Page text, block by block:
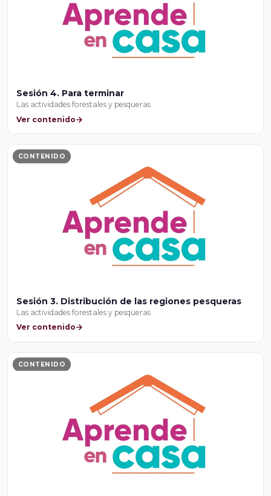
Sesión 4. Para terminar
Las actividades forestales y pesqueras
Ver contenido
CONTENIDO
Sesión 3. Distribución de las regiones pesqueras
Las actividades forestales y pesqueras
Ver contenido
CONTENIDO